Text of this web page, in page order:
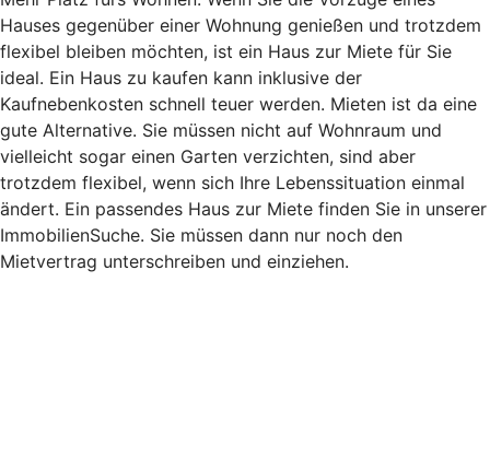
Hauses gegenüber einer Wohnung genießen und trotzdem
flexibel bleiben möchten, ist ein Haus zur Miete für Sie
ideal. Ein Haus zu kaufen kann inklusive der
Kaufnebenkosten schnell teuer werden. Mieten ist da eine
gute Alternative. Sie müssen nicht auf Wohnraum und
vielleicht sogar einen Garten verzichten, sind aber
trotzdem flexibel, wenn sich Ihre Lebenssituation einmal
ändert. Ein passendes Haus zur Miete finden Sie in unserer
ImmobilienSuche. Sie müssen dann nur noch den
Mietvertrag unterschreiben und einziehen.